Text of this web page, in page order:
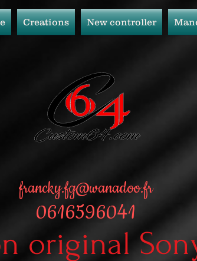
Creations New controller
francky.fg@wanadoo.fr
0616596041
original